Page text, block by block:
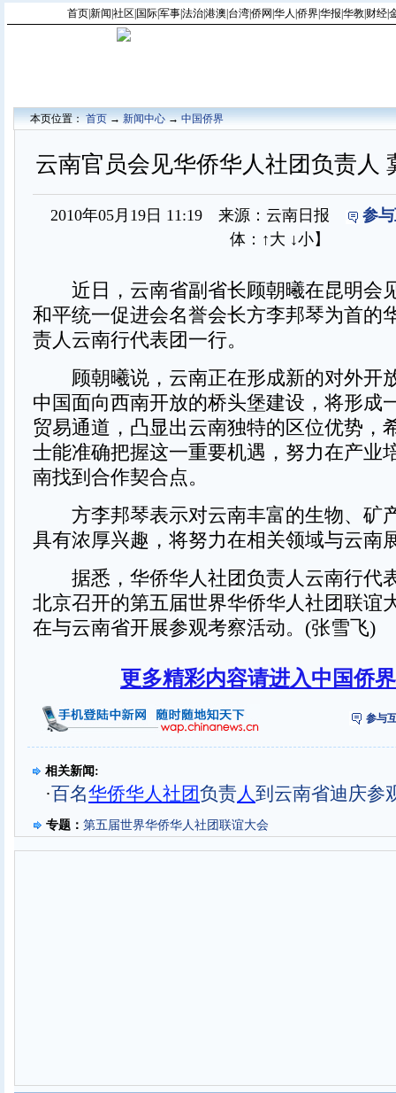
首页|新闻 社区 国际|军事|法治|港澳 台湾|侨网 华人 侨界|华报 华教| 财经|
本页位置：首页→新闻中心→中国侨界
云南官员会见华侨华人社团负责人
2010年05月19日 11:19 来源：云南日报
参
体： ↑大 ↓小】
近日，云南省副省长顾朝曦在昆明会
和平统一促进会名誉会长方李邦琴为首的
责人云南行代表团一行。
顾朝曦说，云南正在形成新的对外开
中国面向西南开放的桥头堡建设，将形成
贸易通道，凸显出云南独特的区位优势，
士能准确把握这一重要机遇，努力在产业
南找到合作契合点。
方李邦琴表示对云南丰富的生物、矿
具有浓厚兴趣，将努力在相关领域与云南
据悉，华侨华人社团负责人云南行代
北京召开的第五届世界华侨华人社团联谊
在与云南省开展参观考察活动。(张雪飞)
更多精彩内容请进入中国侨
参与
相关新闻:
·百名华侨华人社团负责人到云南省迪庆参
专题： 第五届世界华侨华人社团联谊大会